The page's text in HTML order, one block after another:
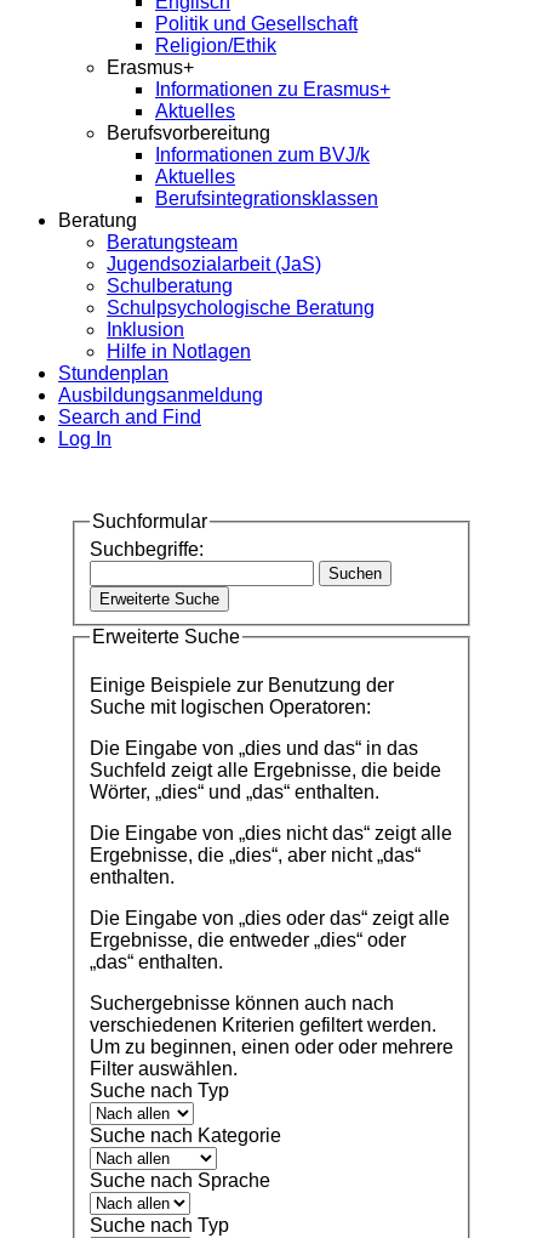
Politik und Gesellschaft
Religion/Ethik
Erasmus+
Informationen zu Erasmus+
Aktuelles
Berufsvorbereitung
Informationen zum BVJ/k
Aktuelles
Berufsintegrationsklassen
Beratung
Beratungsteam
Jugendsozialarbeit (JaS)
Schulberatung
Schulpsychologische Beratung
Inklusion
Hilfe in Notlagen
Stundenplan
Ausbildungsanmeldung
Search and Find
Log In
Suchformular
Suchbegriffe:
Suchen
Erweiterte Suche
Erweiterte Suche
Einige Beispiele zur Benutzung der
Suche mit logischen Operatoren:
Die Eingabe von „dies und das“ in das
Suchfeld zeigt alle Ergebnisse, die beide
Wörter, „dies“ und „das“ enthalten.
Die Eingabe von „dies nicht das“ zeigt alle
Ergebnisse, die „dies“, aber nicht „das“
enthalten.
Die Eingabe von „dies oder das“ zeigt alle
Ergebnisse, die entweder „dies“ oder
„das“ enthalten.
Suchergebnisse können auch nach
verschiedenen Kriterien gefiltert werden.
Um zu beginnen, einen oder oder mehrere
Filter auswählen.
Suche nach Typ
Suche nach Kategorie
Suche nach Sprache
Suche nach Typ